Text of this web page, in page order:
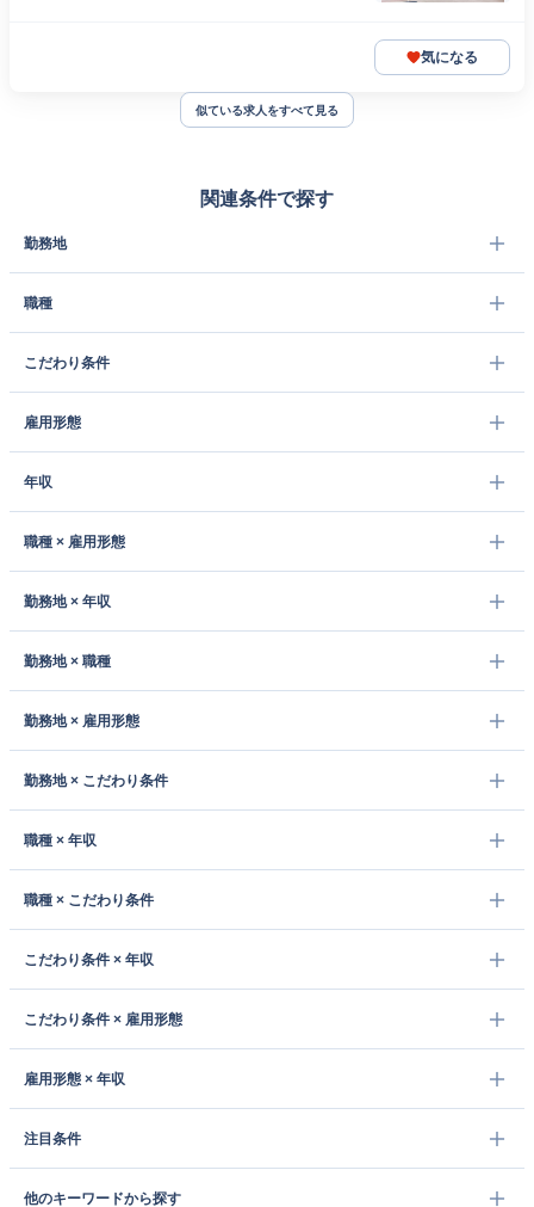
気になる
似ている求人をすべて見る
関連条件で探す
勤務地
職種
こだわり条件
雇用形態
年収
職種 × 雇用形態
勤務地 × 年収
勤務地 × 職種
勤務地 × 雇用形態
勤務地 × こだわり条件
職種 × 年収
職種 × こだわり条件
こだわり条件 × 年収
こだわり条件 × 雇用形態
雇用形態 × 年収
注目条件
他のキーワードから探す